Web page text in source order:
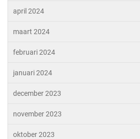
april 2024
maart 2024
februari 2024
januari 2024
december 2023
november 2023
oktober 2023